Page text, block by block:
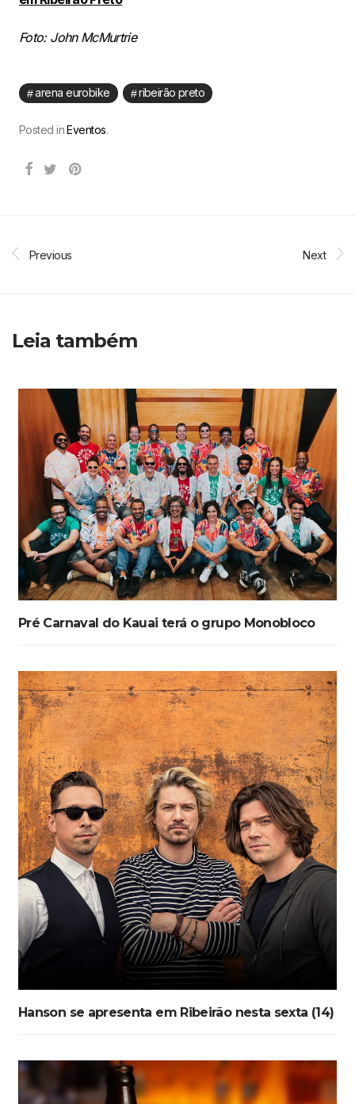
Foto: John McMurtrie
arena eurobike ribeirão preto
Posted inEventos.
Previous Next
Leia também
Pré Carnaval do Kauai terá o grupo Monobloco
Hanson se apresenta em Ribeirão nesta sexta (14)